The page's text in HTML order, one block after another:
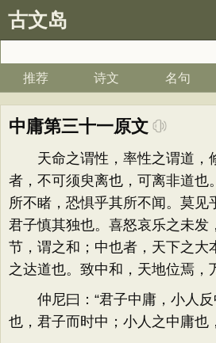
古文岛
推荐 诗文 名句
中庸第三十一原文
天命之谓性，率性之谓道，
者，不可须臾离也，可离非道也
所不睹，恐惧乎其所不闻。莫见
君子慎其独也。喜怒哀乐之未发
节，谓之和；中也者，天下之大
之达道也。致中和，天地位焉，
仲尼曰：“君子中庸，小人反
也，君子而时中；小人之中庸也